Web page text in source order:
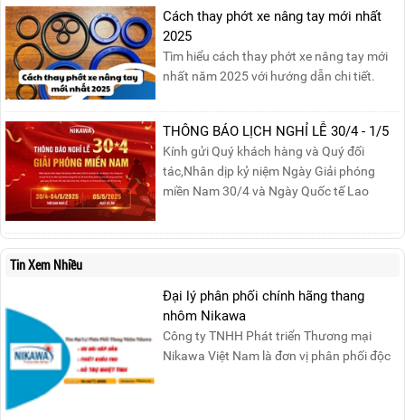
Khởi nguồn từ sự ra đời của Hội Phụ nữ
phản đế Việt Nam vào năm 1930, ngày
này không chỉ ghi nhận vai trò quan trọng
của phụ nữ ...
Cách thay phớt xe nâng tay mới nhất
2025
Tìm hiểu cách thay phớt xe nâng tay mới
nhất năm 2025 với hướng dẫn chi tiết.
phớt đúng cách, giúp xe nâng hoạt động
hiệu quả và bền lâu!
THÔNG BÁO LỊCH NGHỈ LỄ 30/4 - 1/5
Kính gửi Quý khách hàng và Quý đối
tác,Nhân dịp kỷ niệm Ngày Giải phóng
miền Nam 30/4 và Ngày Quốc tế Lao
báo lịch nghỉ lễ như sau:Thời gian nghỉ: Từ
Thứ Ba, ngày 29/04/2025 đến hết Chủ
Tin Xem Nhiều
Đại lý phân phối chính hãng thang
nhôm Nikawa
Công ty TNHH Phát triển Thương mại
Nikawa Việt Nam là đơn vị phân phối độc